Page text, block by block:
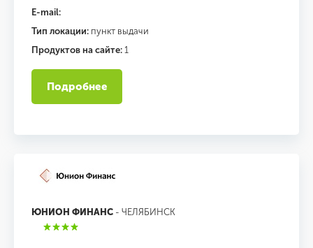
E-mail:
Тип локации: пункт выдачи
Продуктов на сайте: 1
Подробнее
ЮНИОН ФИНАНС - ЧЕЛЯБИНСК